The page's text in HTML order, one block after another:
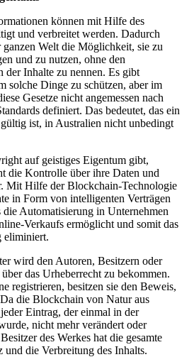
können mit Hilfe des
und verbreitet werden. Dadurch
ganzen Welt die Möglichkeit, sie zu
und zu nutzen, ohne den
der Inhalte zu nennen. Es gibt
solche Dinge zu schützen, aber im
Gesetze nicht angemessen nach
definiert. Das bedeutet, das ein
ist, in Australien nicht unbedingt
auf geistiges Eigentum gibt,
die Kontrolle über ihre Daten und
Mit Hilfe der Blockchain-Technologie
in Form von intelligenten Verträgen
die Automatisierung in Unternehmen
Verkaufs ermöglicht und somit das
eliminiert.
wird den Autoren, Besitzern oder
das Urheberrecht zu bekommen.
registrieren, besitzen sie den Beweis,
die Blockchain von Natur aus
Eintrag, der einmal in der
nicht mehr verändert oder
des Werkes hat die gesamte
und die Verbreitung des Inhalts.